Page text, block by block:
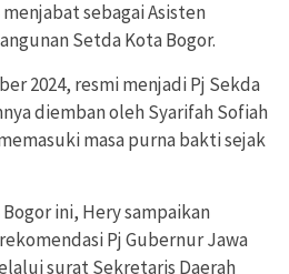
sebagai Asisten
Setda Kota Bogor.
2024, resmi menjadi Pj Sekda
diemban oleh Syarifah Sofiah
masa purna bakti sejak
ini, Hery sampaikan
Pj Gubernur Jawa
surat Sekretaris Daerah